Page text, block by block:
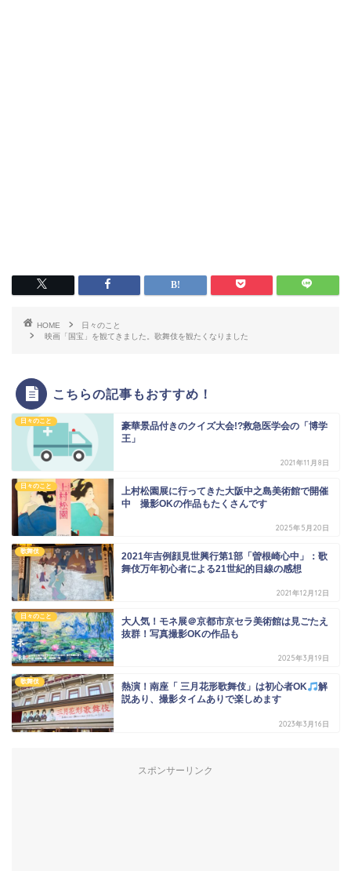
HOME
日々のこと
映画「国宝」を観てきました。歌舞伎を観たくなりました
こちらの記事もおすすめ！
日々のこと
豪華景品付きのクイズ大会!?救急医学会の「博学
王」
2021年11月8日
日々のこと
上村松園展に行ってきた大阪中之島美術館で開催
中 撮影OKの作品もたくさんです
2025年5月20日
歌舞伎
2021年吉例顔見世興行第1部「曽根崎心中」：歌
舞伎万年初心者による21世紀的目線の感想
2021年12月12日
日々のこと
大人気！モネ展＠京都市京セラ美術館は見ごたえ
抜群！写真撮影OKの作品も
2025年3月19日
歌舞伎 熱演！南座「 三月花形歌舞伎」は初心者OK
解
説あり、撮影タイムありで楽しめます
2023年3月16日
スポンサーリンク